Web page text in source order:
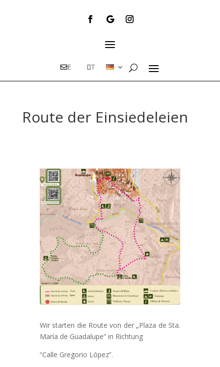
E T
Route der Einsiedeleien
Wir starten die Route von der „Plaza de Sta.
María de Guadalupe” in Richtung
“Calle Gregorio López”.